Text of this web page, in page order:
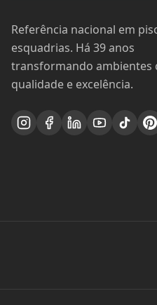
Referência nacional em
esquadrias. Há 39 anos
transformando ambientes
qualidade e excelência.